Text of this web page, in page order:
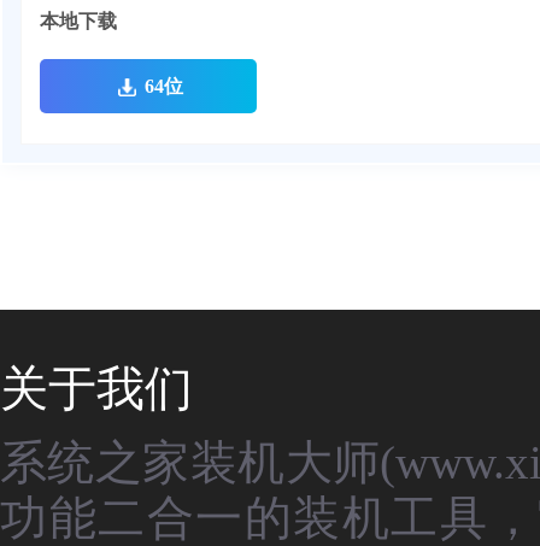
本地下载
64位
关于我们
系统之家装机大师
功能二合一的装机工具